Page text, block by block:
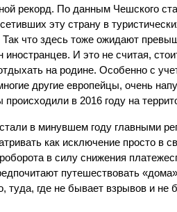
рекорд. По данным Чешского
эту страну в
что здесь тоже ожидают
И это не считая,
на родине. Особенно с
другие европейцы, очень
происходили в 2016 году на
в минувшем году главными
как исключение просто в
в силу снижения
путешествовать
где не бывает взрывов и не